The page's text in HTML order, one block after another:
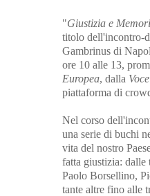
"Giustizia e
titolo dell'incontro-
Gambrinus di
ore 10 alle 13,
Europea, dalla
piattaforma di
Nel corso
una serie di buchi
vita del nostro
fatta giustizia:
Paolo Borsellino,
tante altre fino alle